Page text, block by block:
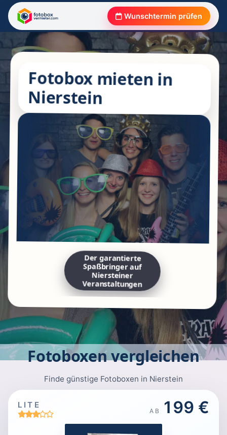
Wunschtermin prüfen
Fotobox mieten in
Nierstein
Der garantierte
Spaßbringer auf
Niersteiner
Veranstaltungen
Fotoboxen vergleichen
Finde günstige Fotoboxen in Nierstein
LITE
AB 199 €